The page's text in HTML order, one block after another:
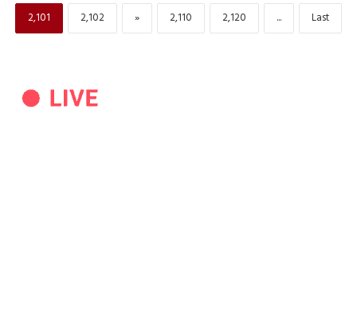
2,101 2,102 » 2,110 2,120 ... Last